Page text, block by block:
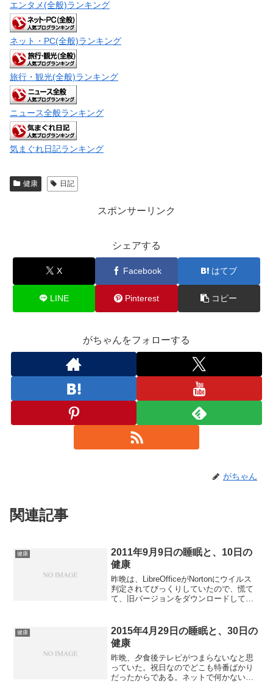
エンタメ(全般)ランキング
ネット・PC(全般)ランキング
旅行・観光(全般)ランキング
ニュース全般ランキング
気まぐれ日記ランキング
健康 日記
スポンサーリンク
シェアする
X Facebook はてブ
LINE Pinterest コピー
がちゃんをフォローする
がちゃん
関連記事
健康
2011年9月9日の睡眠と、10日の
健康
昨晩は、LibreOfficeがNortonにウイルス
判定されてびっくりしていたので、慌て
て、旧バージョンをダウンロードしてイ
ていた。寝たのは10時半で、朝まで起
き...
健康
2015年4月29日の睡眠と、30日の
健康
昨晩、夕食後テレビがつまらないなと思
っていた。祝日なのでどこも特番ばかり
だったからである。ネットで何かないか